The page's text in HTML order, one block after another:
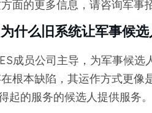
面的更多信息，请咨询军事
什么旧系统让军事候
成员公司主导，为军事候
根本缺陷，其运作方式更像
起的服务的候选人提供服务。